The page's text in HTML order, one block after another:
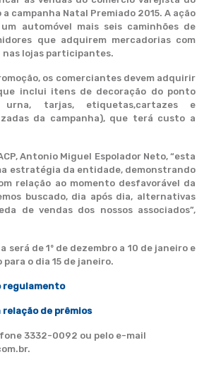
campanha Natal Premiado 2015. A ação
automóvel mais seis caminhões de
que adquirem mercadorias com
nas lojas participantes.
os comerciantes devem adquirir
inclui itens de decoração do ponto
urna, tarjas, etiquetas,cartazes e
da campanha), que terá custo a
Antonio Miguel Espolador Neto, “esta
estratégia da entidade, demonstrando
relação ao momento desfavorável da
buscado, dia após dia, alternativas
de vendas dos nossos associados”,
será de 1º de dezembro a 10 de janeiro e
o dia 15 de janeiro.
regulamento
de prêmios
3332-0092 ou pelo e-mail